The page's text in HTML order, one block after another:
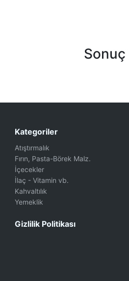
Sonuç
Kategoriler
Atıştırmalık
Fırın, Pasta-Börek Malz.
İçecekler
İlaç - Vitamin vb.
Kahvaltılık
Yemeklik
Gizlilik Politikası